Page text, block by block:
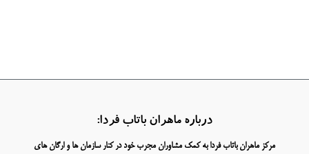
درباره ماهران باتاب فردا:
مرکز ماهران باتاب فردا به کمک مشاوران مجرب خود در کنار سازمان ها و ارگان های